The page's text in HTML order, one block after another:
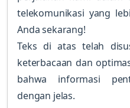
telekomunikasi yang
Anda sekarang!
Teks di atas telah
keterbacaan dan
bahwa informasi
dengan jelas.